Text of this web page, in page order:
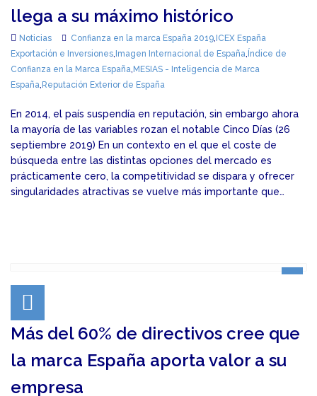
llega a su máximo histórico
Noticias Confianza en la marca España 2019, ICEX España
Exportación e Inversiones, Imagen Internacional de España, Índice de
Confianza en la Marca España, MESIAS - Inteligencia de Marca
España, Reputación Exterior de España
En 2014, el país suspendía en reputación, sin embargo ahora
la mayoría de las variables rozan el notable Cinco Días (26
septiembre 2019) En un contexto en el que el coste de
búsqueda entre las distintas opciones del mercado es
prácticamente cero, la competitividad se dispara y ofrecer
singularidades atractivas se vuelve más importante que…
Más del 60% de directivos cree que
la marca España aporta valor a su
empresa